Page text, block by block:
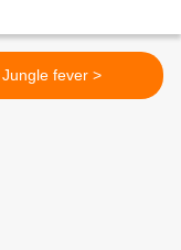
Jungle fever >